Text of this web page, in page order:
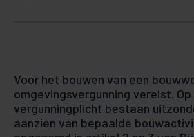
Voor het bouwen van een
omgevingsvergunning vereist.
vergunningplicht bestaan
aanzien van bepaalde